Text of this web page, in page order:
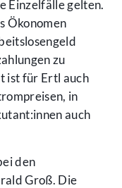
Einzelfälle gelten.
Ökonomen
zu
ist für Ertl auch
in
auch
den
Groß. Die